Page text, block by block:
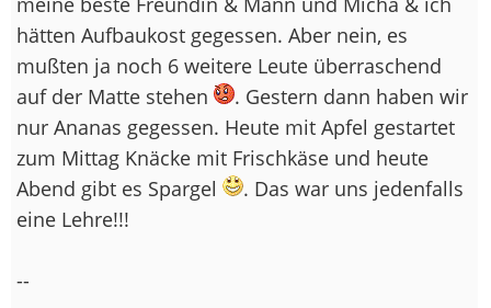
hätten Aufbaukost gegessen. Aber nein, es
mußten ja noch 6 weitere Leute überraschend
auf der Matte stehen
. Gestern dann haben wir
nur Ananas gegessen. Heute mit Apfel gestartet
zum Mittag Knäcke mit Frischkäse und heute
Abend gibt es Spargel
. Das war uns jedenfalls
eine Lehre!!!
--